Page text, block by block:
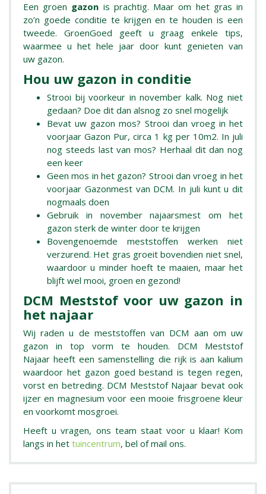
Een groen gazon is prachtig. Maar om het gras in
zo’n goede conditie te krijgen en te houden is een
tweede. GroenGoed geeft u graag enkele tips,
waarmee u het hele jaar door kunt genieten van
uw gazon.
Hou uw gazon in conditie
Strooi bij voorkeur in november kalk. Nog niet
gedaan? Doe dit dan alsnog zo snel mogelijk
Bevat uw gazon mos? Strooi dan vroeg in het
voorjaar Gazon Pur, circa 1 kg per 10m2. In juli
nog steeds last van mos? Herhaal dit dan nog
een keer
Geen mos in het gazon? Strooi dan vroeg in het
voorjaar Gazonmest van DCM. In juli kunt u dit
nogmaals doen
Gebruik in november najaarsmest om het
gazon sterk de winter door te krijgen
Bovengenoemde meststoffen werken niet
verzurend. Het gras groeit bovendien niet snel,
waardoor u minder hoeft te maaien, maar het
blijft wel mooi, groen en gezond!
DCM Meststof voor uw gazon in
het najaar
Wij raden u de meststoffen van DCM aan om uw
gazon in top vorm te houden. DCM Meststof
Najaar heeft een samenstelling die rijk is aan kalium
waardoor het gazon goed bestand is tegen regen,
vorst en betreding. DCM Meststof Najaar bevat ook
ijzer en magnesium voor een mooie frisgroene kleur
en voorkomt mosgroei.
Heeft u vragen, ons team staat voor u klaar! Kom
langs in het tuincentrum, bel of mail ons.